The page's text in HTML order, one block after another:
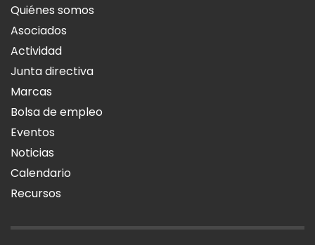
Quiénes somos
Asociados
Actividad
Junta directiva
Marcas
Bolsa de empleo
Eventos
Noticias
Calendario
Recursos